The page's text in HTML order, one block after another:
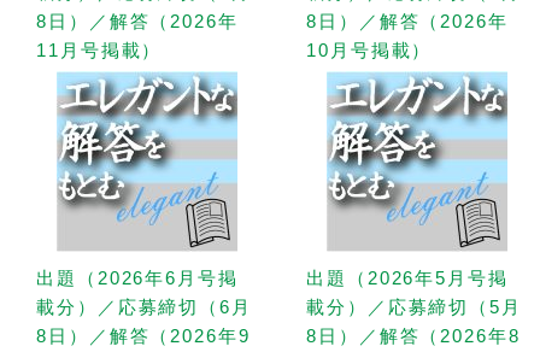
8日）／解答（2026年
11月号掲載）
8日）／解答（2026年
10月号掲載）
出題（2026年6月号掲
載分）／応募締切（6月
8日）／解答（2026年9
出題（2026年5月号掲
載分）／応募締切（5月
8日）／解答（2026年8